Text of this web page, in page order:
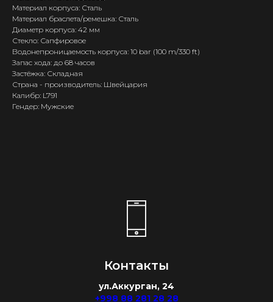
Материал корпуса: Сталь
Материал браслета/ремешка: Сталь
Диаметр корпуса: 42 мм
Стекло: Сапфировое
Водонепроницаемость корпуса: 10 bar (100 m/330 ft)
Запас хода: до 68 часов
Застёжка: Складная
Страна - производитель: Швейцария
Калибр: L791
Гендер: Мужские
Контакты
ул.Аккурган, 24
+998 88 281 28 28